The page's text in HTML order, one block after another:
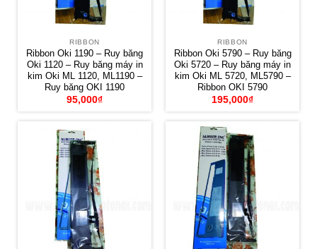
RIBBON
Ribbon Oki 1190 – Ruy băng
Oki 1120 – Ruy băng máy in
kim Oki ML 1120, ML1190 –
Ruy băng OKI 1190
95,000₫
RIBBON
Ribbon Oki 5790 – Ruy băng
Oki 5720 – Ruy băng máy in
kim Oki ML 5720, ML5790 –
Ribbon OKI 5790
195,000₫